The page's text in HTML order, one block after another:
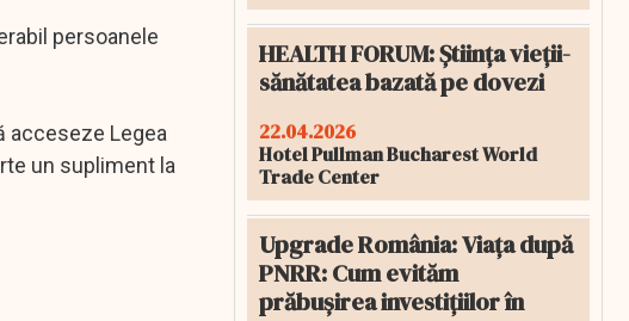
persoanele
acceseze Legea
un supliment la
HEALTH FORUM: Știința vieții-
sănătatea bazată pe dovezi
22.04.2026
Hotel Pullman Bucharest World
Trade Center
Upgrade România: Viața după
PNRR: Cum evităm
prăbușirea investițiilor în